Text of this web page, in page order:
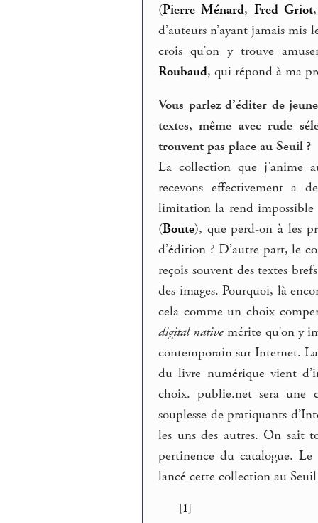
(Pierre Ménard, Fred Griot
d’auteurs n’ayant jamais
crois qu’on y trouve
Roubaud, qui répond à ma
Vous parlez d’éditer de
textes, même avec rude
trouvent pas place au Seuil ?
La collection que j’anime
recevons effectivement a
limitation la rend
(Boute), que perd-on à les
d’édition ? D’autre part, le
reçois souvent des textes
des images. Pourquoi, là
cela comme un choix
digital native mérite qu’on y
contemporain sur Internet.
du livre numérique vient
choix. publie.net sera une
souplesse de pratiquants
les uns des autres. On sait
pertinence du catalogue.
lancé cette collection au
[1]